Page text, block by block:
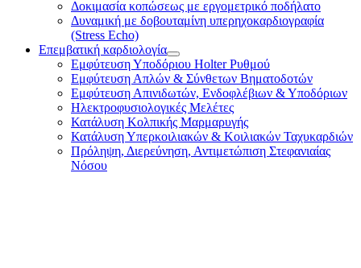
Δοκιμασία κοπώσεως με εργομετρικό ποδήλατο
Δυναμική με δοβουταμίνη υπερηχοκαρδιογραφία
(Stress Echo)
Επεμβατική καρδιολογία
Εμφύτευση Υποδόριου Holter Ρυθμού
Εμφύτευση Απλών & Σύνθετων Βηματοδοτών
Εμφύτευση Απινιδωτών, Ενδοφλέβιων & Υποδόριων
Ηλεκτροφυσιολογικές Μελέτες
Κατάλυση Κολπικής Μαρμαρυγής
Κατάλυση Υπερκοιλιακών & Κοιλιακών Ταχυκαρδιών
Πρόληψη, Διερεύνηση, Αντιμετώπιση Στεφανιαίας
Νόσου